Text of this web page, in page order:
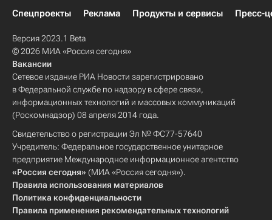
Спецпроекты
Реклама Продукты и сервисы Пресс-
Версия 2023.1 Beta
© 2026 МИА «Россия сегодня»
Вакансии
Сетевое издание РИА Новости зарегистрировано
в Федеральной службе по надзору в сфере связи,
информационных технологий и массовых коммуникаций
(Роскомнадзор) 08 апреля 2014 года.
Свидетельство о регистрации Эл № ФС77-57640
Учредитель: Федеральное государственное унитарное
предприятие Международное информационное агентство
«Россия сегодня» (МИА «Россия сегодня»).
Правила использования материалов
Политика конфиденциальности
Правила применения рекомендательных технологий